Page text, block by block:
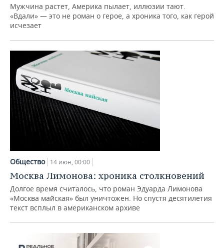
Мужчина растет, Америка пылает, иллюзии тают.
«Вдали» — это не роман о герое, а хроника того, как герой
исчезает
Общество 14 июн, 00:00
Москва Лимонова: хроника столкновений
Долгое время считалось, что роман Эдуарда Лимонова
«Москва майская» был уничтожен. Но спустя десятилетия
текст всплыл в американском архиве